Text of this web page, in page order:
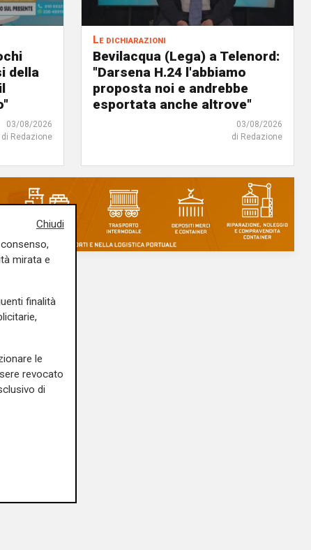
della
03/08/2026
di Redazione
Le dichiarazioni
Bevilacqua (Lega) a Telenord:
"Darsena H.24 l'abbiamo
proposta noi e andrebbe
esportata anche altrove"
03/08/2026
di Redazione
Chiudi
mirata e
finalità
le
revocato
di